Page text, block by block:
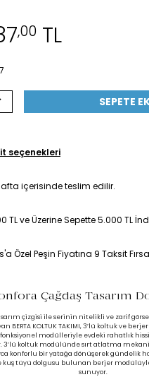
,00 TL
SEPETE
seçenekleri
içerisinde teslim edilir.
TL ve Üzerine Sepette 5.000 TL
Özel Peşin Fiyatına 9 Taksit
Çağdaş Tasarım
çizgisi ile serinin nitelikli ve zarif
BERTA KOLTUK TAKIMI, 3’lü koltuk ve
fonksiyonel modülleriyle evdeki rahatlık
3’lü koltuk modülünde sırt atlatma
konforlu bir yatağa dönüşerek gündelik
kuş tüyü dolgusu bulunan berjer
sunuyor.